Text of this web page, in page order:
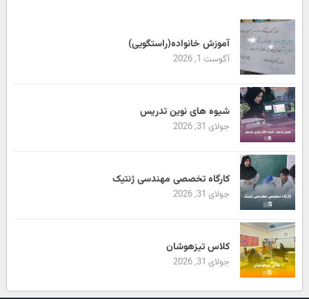
آموزش خانواده(راستگویی)
آگوست 1, 2026
شیوه های نوین تدریس
جولای 31, 2026
کارگاه تخصصی مهندسی ژنتیک
جولای 31, 2026
کلاس تیزهوشان
جولای 31, 2026